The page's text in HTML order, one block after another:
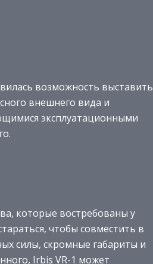
возможность выставить
внешнего вида и
эксплуатационными
которые востребованы у
чтобы совместить в
силы, скромные габариты и
Irbis VR-1 может